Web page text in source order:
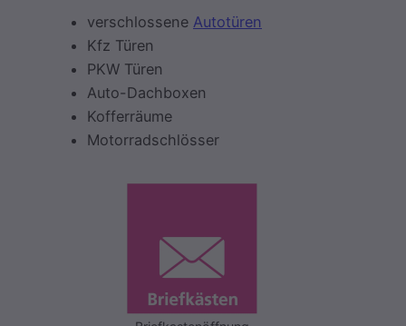
verschlossene Autotüren
Kfz Türen
PKW Türen
Auto-Dachboxen
Kofferräume
Motorradschlösser